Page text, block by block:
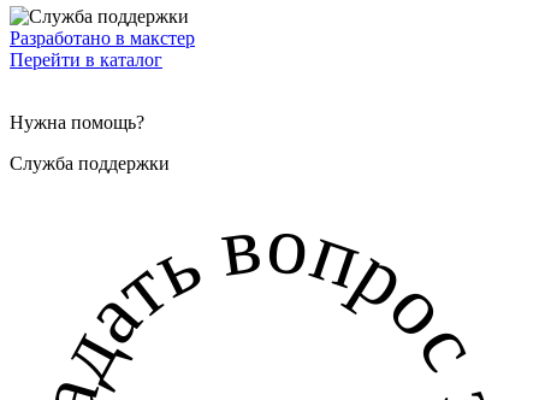
Разработано в макстер
Перейти в каталог
Нужна помощь?
Служба поддержки